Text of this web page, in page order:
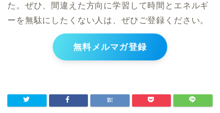
た。ぜひ、間違えた方向に学習して時間とエネルギ
ーを無駄にしたくない人は、ぜひご登録ください。
無料メルマガ登録